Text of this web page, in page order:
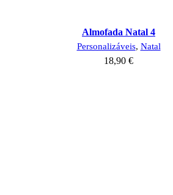
Almofada Natal 4
Personalizáveis, Natal
18,90 €